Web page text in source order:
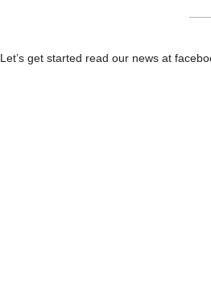
Let’s get started read our news at